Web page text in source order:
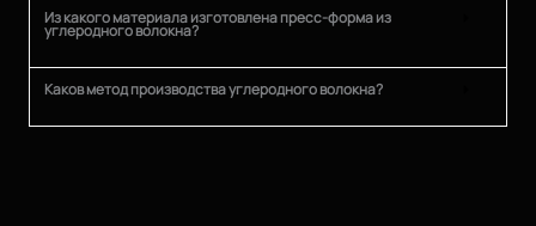
Из какого материала изготовлена пресс-форма из
углеродного волокна?
Каков метод производства углеродного волокна?